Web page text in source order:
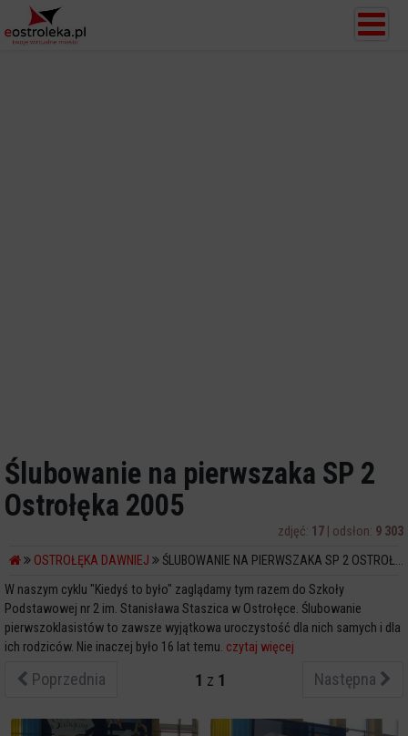
Ślubowanie na pierwszaka SP 2
Ostrołęka 2005
zdjęć: 17 | odsłon: 9 303
OSTROŁĘKA DAWNIEJ
ŚLUBOWANIE NA PIERWSZAKA SP 2 OSTROŁĘKA 2005
W naszym cyklu "Kiedyś to było" zaglądamy tym razem do Szkoły
Podstawowej nr 2 im. Stanisława Staszica w Ostrołęce. Ślubowanie
pierwszoklasistów to zawsze wyjątkowa uroczystość dla nich samych i dla
ich rodziców. Nie inaczej było 16 lat temu. czytaj więcej
Poprzednia 1 z 1 Następna